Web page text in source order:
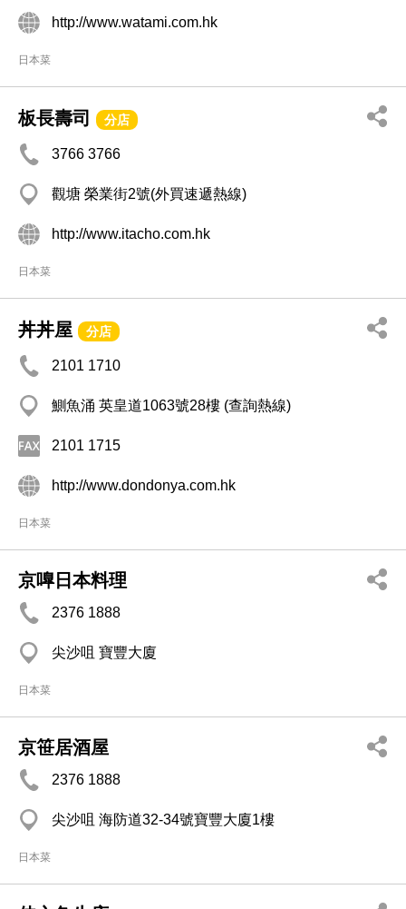
http://www.watami.com.hk
日本菜
板長壽司 分店
3766 3766
觀塘 榮業街2號(外買速遞熱線)
http://www.itacho.com.hk
日本菜
丼丼屋 分店
2101 1710
鰂魚涌 英皇道1063號28樓 (查詢熱線)
2101 1715
http://www.dondonya.com.hk
日本菜
京嘷日本料理
2376 1888
尖沙咀 寶豐大廈
日本菜
京笹居酒屋
2376 1888
尖沙咀 海防道32-34號寶豐大廈1樓
日本菜